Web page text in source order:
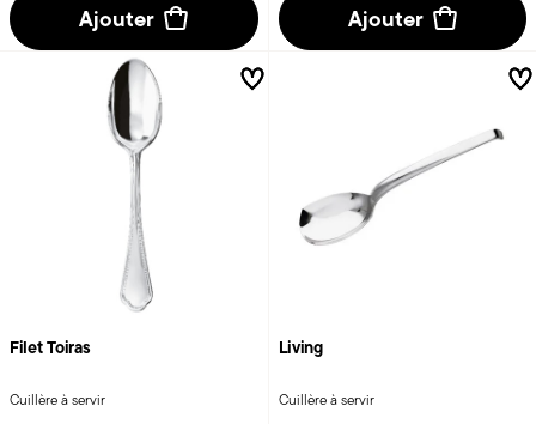
Ajouter Ajouter
Filet Toiras
Cuillère à servir
Living
Cuillère à servir